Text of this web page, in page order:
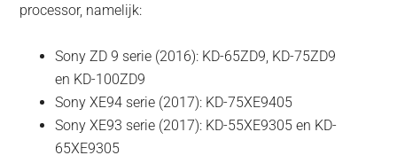
processor, namelijk:
Sony ZD 9 serie (2016): KD-65ZD9, KD-75ZD9
en KD-100ZD9
Sony XE94 serie (2017): KD-75XE9405
Sony XE93 serie (2017): KD-55XE9305 en KD-
65XE9305